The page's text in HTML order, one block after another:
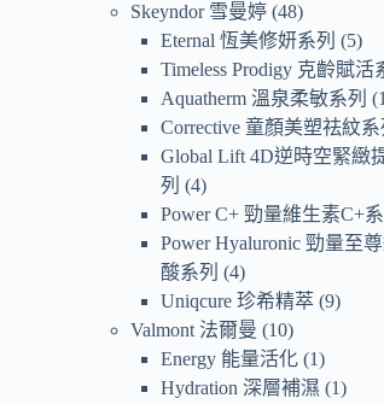
Skeyndor 雪曼婷 48
Eternal 恆美修妍系列
5
Timeless Prodigy 克齡賦活
Aquatherm 溫泉柔敏系列
Corrective 童顏美塑祛紋系
Global Lift 4D逆時空緊緻
列
4
Power C+ 勁量維生素C+系
Power Hyaluronic 勁量至
酸系列
4
Uniqcure 珍希精萃 9
Valmont 法爾曼
10
Energy 能量活化 1
Hydration 深層補濕
1